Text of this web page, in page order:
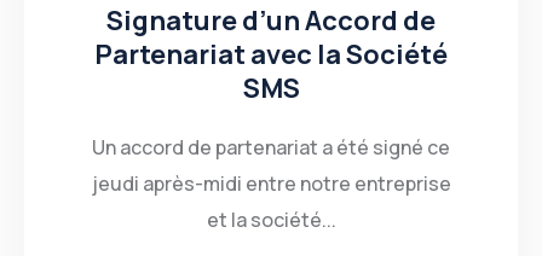
Signature d’un Accord de
Partenariat avec la Société
SMS
Un accord de partenariat a été signé ce
jeudi après-midi entre notre entreprise
et la société...